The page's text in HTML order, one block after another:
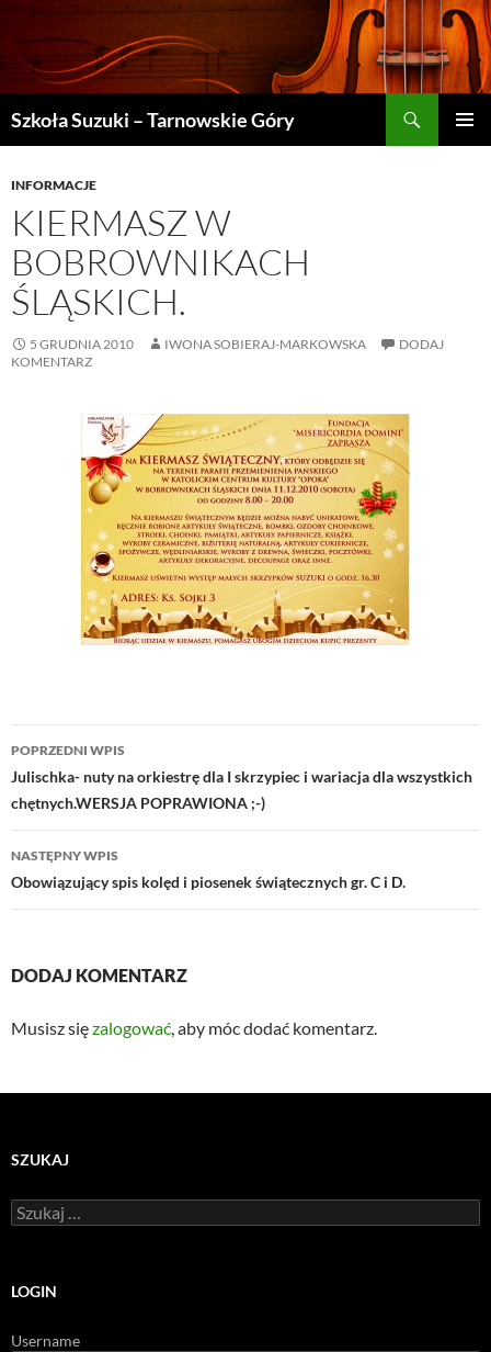
Szkoła Suzuki – Tarnowskie Góry
TREŚCI
INFORMACJE
KIERMASZ W
BOBROWNIKACH
ŚLĄSKICH.
5 GRUDNIA 2010 IWONA SOBIERAJ-MARKOWSKA
DODAJ
KOMENTARZ
Nawigacja
wpisu
POPRZEDNI WPIS
Julischka- nuty na orkiestrę dla I skrzypiec i wariacja dla wszystkich
chętnych.WERSJA POPRAWIONA ;-)
NASTĘPNY WPIS
Obowiązujący spis kolęd i piosenek świątecznych gr. C i D.
DODAJ KOMENTARZ
Musisz sięzalogować, aby móc dodać komentarz.
SZUKAJ
Szukaj:
LOGIN
Username